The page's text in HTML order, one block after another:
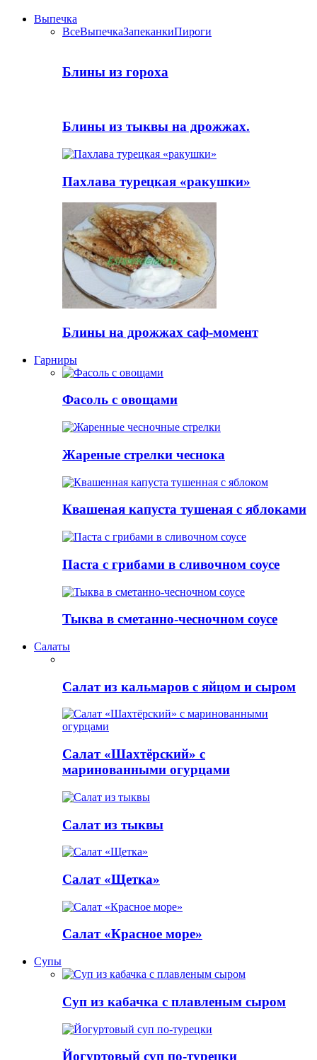
Выпечка
ВсеВыпечкаЗапеканкиПироги
Блины из гороха
Блины из тыквы на дрожжах.
Пахлава турецкая «ракушки»
Блины на дрожжах саф-момент
Гарниры
Фасоль с овощами
Жареные стрелки чеснока
Квашеная капуста тушеная с яблоками
Паста с грибами в сливочном соусе
Тыква в сметанно-чесночном соусе
Салаты
Салат из кальмаров с яйцом и сыром
Салат «Шахтёрский» с
маринованными огурцами
Салат из тыквы
Салат «Щетка»
Салат «Красное море»
Супы
Суп из кабачка с плавленым сыром
Йогуртовый суп по-турецки